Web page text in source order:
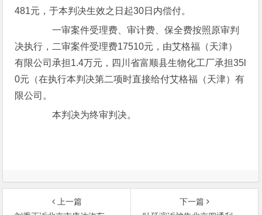
481元，于本判决生效之日起30日内偿付。
一审案件受理费、审计费、保全费按照原审判
决执行，二审案件受理费17510元，由艾格福（天津）
有限公司承担1.4万元，四川省富顺县生物化工厂承担35l
0元（在执行本判决第二项时直接给付艾格福（天津）有
限公司。
本判决为终审判决。
上一篇
下一篇